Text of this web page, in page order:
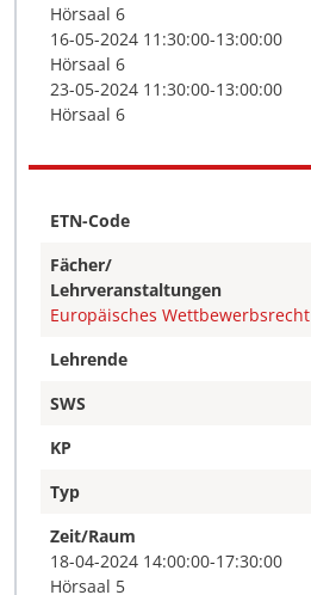
Hörsaal 6
16-05-2024 11:30:00-13:00:00
Hörsaal 6
23-05-2024 11:30:00-13:00:00
Hörsaal 6
ETN-Code
Fächer/
Lehrveranstaltungen
Europäisches Wettbewerbsrecht
Lehrende
SWS
KP
Typ
Zeit/Raum
18-04-2024 14:00:00-17:30:00
Hörsaal 5